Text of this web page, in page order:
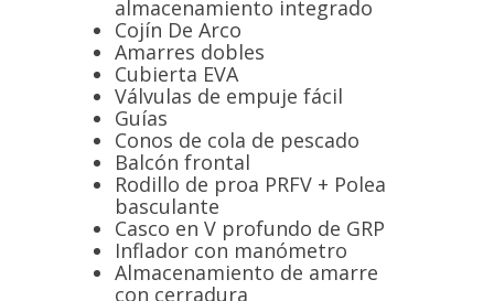
almacenamiento integrado
Cojín De Arco
Amarres dobles
Cubierta EVA
Válvulas de empuje fácil
Guías
Conos de cola de pescado
Balcón frontal
Rodillo de proa PRFV + Polea
basculante
Casco en V profundo de GRP
Inflador con manómetro
Almacenamiento de amarre
con cerradura